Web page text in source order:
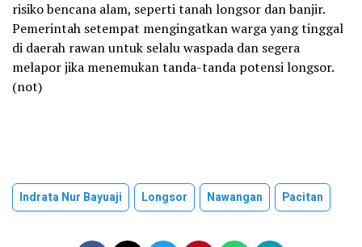
risiko bencana alam, seperti tanah longsor dan banjir.
Pemerintah setempat mengingatkan warga yang tinggal
di daerah rawan untuk selalu waspada dan segera
melapor jika menemukan tanda-tanda potensi longsor.
(not)
Indrata Nur Bayuaji Longsor Nawangan Pacitan